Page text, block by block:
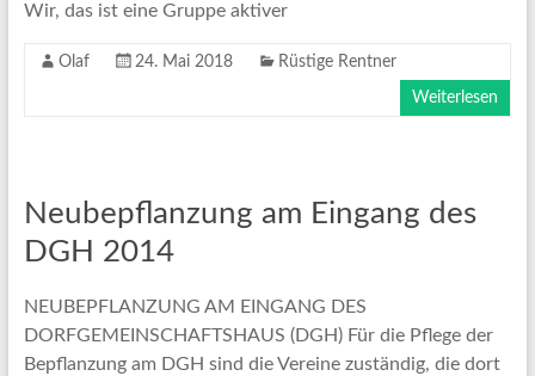
Wir, das ist eine Gruppe aktiver
Olaf 24. Mai 2018 Rüstige Rentner
Weiterlesen
Neubepflanzung am Eingang des
DGH 2014
NEUBEPFLANZUNG AM EINGANG DES
DORFGEMEINSCHAFTSHAUS (DGH) Für die Pflege der
Bepflanzung am DGH sind die Vereine zuständig, die dort